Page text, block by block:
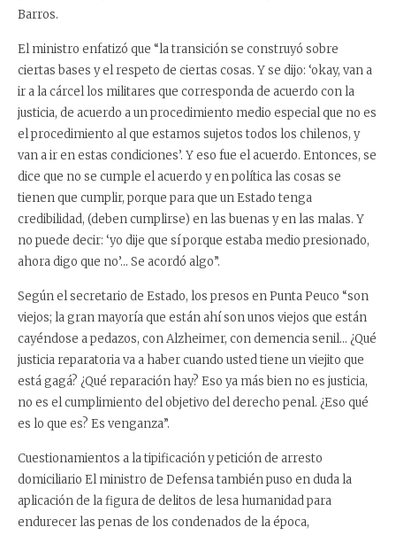
Barros.
El ministro enfatizó que “la transición se construyó sobre
ciertas bases y el respeto de ciertas cosas. Y se dijo: ‘okay, van a
ir a la cárcel los militares que corresponda de acuerdo con la
justicia, de acuerdo a un procedimiento medio especial que no es
el procedimiento al que estamos sujetos todos los chilenos, y
van a ir en estas condiciones’. Y eso fue el acuerdo. Entonces, se
dice que no se cumple el acuerdo y en política las cosas se
tienen que cumplir, porque para que un Estado tenga
credibilidad, (deben cumplirse) en las buenas y en las malas. Y
no puede decir: ‘yo dije que sí porque estaba medio presionado,
ahora digo que no’… Se acordó algo”.
Según el secretario de Estado, los presos en Punta Peuco “son
viejos; la gran mayoría que están ahí son unos viejos que están
cayéndose a pedazos, con Alzheimer, con demencia senil… ¿Qué
justicia reparatoria va a haber cuando usted tiene un viejito que
está gagá? ¿Qué reparación hay? Eso ya más bien no es justicia,
no es el cumplimiento del objetivo del derecho penal. ¿Eso qué
es lo que es? Es venganza”.
Cuestionamientos a la tipificación y petición de arresto
domiciliario El ministro de Defensa también puso en duda la
aplicación de la figura de delitos de lesa humanidad para
endurecer las penas de los condenados de la época,